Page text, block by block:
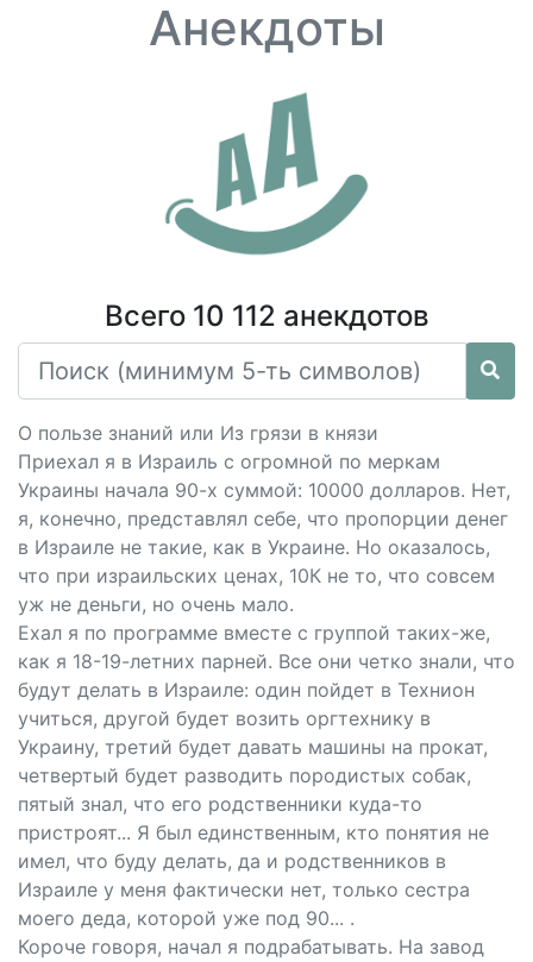
Анекдоты
Всего 10 112 анекдотов
О пользе знаний или Из грязи в князи
Приехал я в Израиль с огромной по меркам
Украины начала 90-х суммой: 10000 долларов. Нет,
я, конечно, представлял себе, что пропорции денег
в Израиле не такие, как в Украине. Но оказалось,
что при израильских ценах, 10К не то, что совсем
уж не деньги, но очень мало.
Ехал я по программе вместе с группой таких-же,
как я 18-19-летних парней. Все они четко знали, что
будут делать в Израиле: один пойдет в Технион
учиться, другой будет возить оргтехнику в
Украину, третий будет давать машины на прокат,
четвертый будет разводить породистых собак,
пятый знал, что его родственники куда-то
пристроят... Я был единственным, кто понятия не
имел, что буду делать, да и родственников в
Израиле у меня фактически нет, только сестра
моего деда, которой уже под 90... .
Короче говоря, начал я подрабатывать. На завод